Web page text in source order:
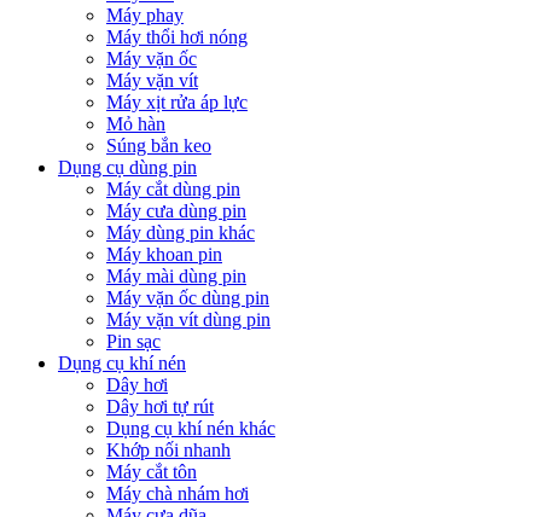
Máy phay
Máy thổi hơi nóng
Máy vặn ốc
Máy vặn vít
Máy xịt rửa áp lực
Mỏ hàn
Súng bắn keo
Dụng cụ dùng pin
Máy cắt dùng pin
Máy cưa dùng pin
Máy dùng pin khác
Máy khoan pin
Máy mài dùng pin
Máy vặn ốc dùng pin
Máy vặn vít dùng pin
Pin sạc
Dụng cụ khí nén
Dây hơi
Dây hơi tự rút
Dụng cụ khí nén khác
Khớp nối nhanh
Máy cắt tôn
Máy chà nhám hơi